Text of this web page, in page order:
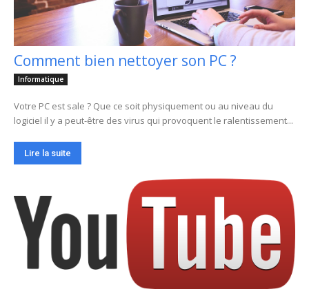
Comment bien nettoyer son PC ?
Informatique
Votre PC est sale ? Que ce soit physiquement ou au niveau du
logiciel il y a peut-être des virus qui provoquent le ralentissement...
Lire la suite